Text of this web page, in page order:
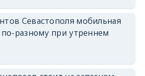
Севастополя мобильная
по-разному при утреннем